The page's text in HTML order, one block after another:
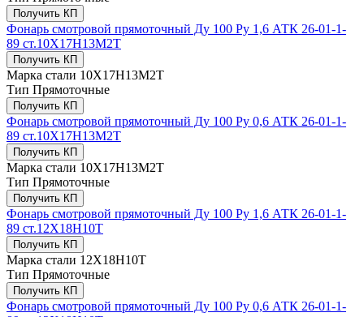
Получить КП
Фонарь смотровой прямоточный Ду 100 Ру 1,6 АТК 26-01-1-
89 ст.10Х17Н13М2Т
Получить КП
Марка стали 10Х17Н13М2Т
Тип Прямоточные
Получить КП
Фонарь смотровой прямоточный Ду 100 Ру 0,6 АТК 26-01-1-
89 ст.10Х17Н13М2Т
Получить КП
Марка стали 10Х17Н13М2Т
Тип Прямоточные
Получить КП
Фонарь смотровой прямоточный Ду 100 Ру 1,6 АТК 26-01-1-
89 ст.12Х18Н10Т
Получить КП
Марка стали 12Х18Н10Т
Тип Прямоточные
Получить КП
Фонарь смотровой прямоточный Ду 100 Ру 0,6 АТК 26-01-1-